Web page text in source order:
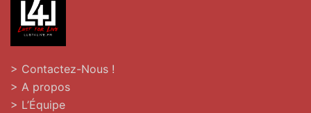
> Contactez-Nous !
> A propos
> L’Équipe